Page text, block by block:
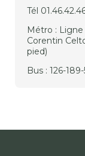
Tél
Métro : Ligne
Corentin
pied)
Bus : 126-